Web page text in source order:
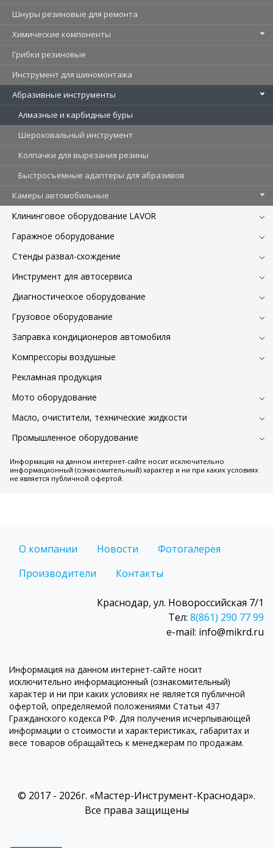
Шнуры резиновые для ремонта
Химические компоненты
Грибки резиновые
Инструмент для шиномонтажа
Абразивные инструменты
Алмазные и карбидные буры
Шероховальный инструмент
Колпачки для вырезания резины
Быстросъемные адаптеры для абразивов
Камеры автомобильные
Клининговое оборудование LAVOR
Гаражное оборудование
Стенды развал-схождение
Инструмент для автосервиса
Диагностическое оборудование
Грузовое оборудование
Заправка кондиционеров автомобиля
Компрессоры воздушные
Рекламная продукция
Мото оборудование
Масло, очистители, технические жидкости
Промышленное оборудование
Информация на данном интернет-сайте носит исключительно
информационный (ознакомительный) характер и ни при каких условиях
не является публичной офертой.
О компании Новости
Фотогалерея
Производители
Контакты
Краснодар, ул. Новороссийская 7/1
Тел: 8(861) 290 77 99
e-mail: info@mikrd.ru
Информация на данном интернет-сайте носит
исключительно информационный (ознакомительный)
характер и ни при каких условиях не является публичной
офертой, определяемой положениями Статьи 437
Гражданского кодекса РФ. Для получения исчерпывающей
информации о стоимости и характеристиках, габаритах и
весе товаров обращайтесь к менеджерам по продажам.
© 2017 - 2026г. «Мастер-Инструмент-Краснодар».
Все права защищены